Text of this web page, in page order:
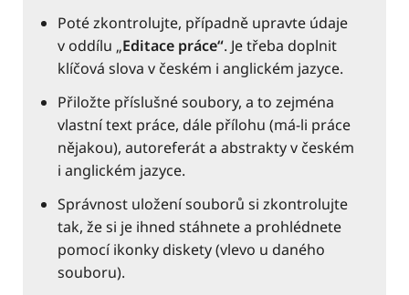
Poté zkontrolujte, případně upravte údaje
v oddílu „Editace práce“. Je třeba doplnit
klíčová slova v českém i anglickém jazyce.
Přiložte příslušné soubory, a to zejména
vlastní text práce, dále přílohu (má-li práce
nějakou), autoreferát a abstrakty v českém
i anglickém jazyce.
Správnost uložení souborů si zkontrolujte
tak, že si je ihned stáhnete a prohlédnete
pomocí ikonky diskety (vlevo u daného
souboru).